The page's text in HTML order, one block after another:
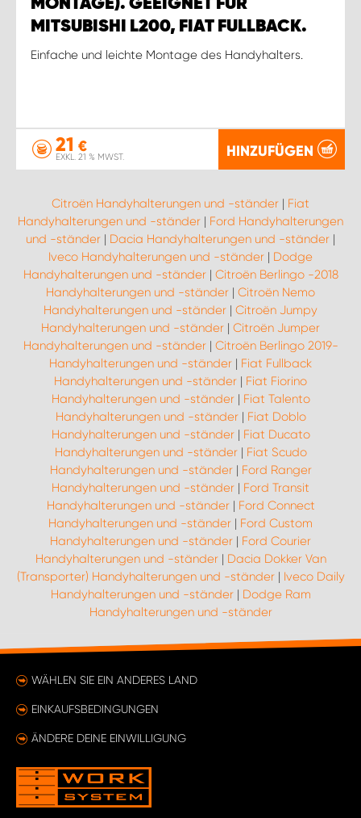
MONTAGE). GEEIGNET FÜR
MITSUBISHI L200, FIAT FULLBACK.
Einfache und leichte Montage des Handyhalters.
21 €
EXKL. 21 % MWST. HINZUFÜGEN
Citroën Handyhalterungen und -ständer | Fiat
Handyhalterungen und -ständer | Ford Handyhalterungen
und -ständer | Dacia Handyhalterungen und -ständer |
Iveco Handyhalterungen und -ständer | Dodge
Handyhalterungen und -ständer| Citroën Berlingo -2018
Handyhalterungen und -ständer | Citroën Nemo
Handyhalterungen und -ständer | Citroën Jumpy
Handyhalterungen und -ständer | Citroën Jumper
Handyhalterungen und -ständer| Citroën Berlingo 2019-
Handyhalterungen und -ständer | Fiat Fullback
Handyhalterungen und -ständer | Fiat Fiorino
Handyhalterungen und -ständer| Fiat Talento
Handyhalterungen und -ständer| Fiat Doblo
Handyhalterungen und -ständer| Fiat Ducato
Handyhalterungen und -ständer| Fiat Scudo
Handyhalterungen und -ständer| Ford Ranger
Handyhalterungen und -ständer | Ford Transit
Handyhalterungen und -ständer| Ford Connect
Handyhalterungen und -ständer | Ford Custom
Handyhalterungen und -ständer | Ford Courier
Handyhalterungen und -ständer| Dacia Dokker Van
(Transporter) Handyhalterungen und -ständer| Iveco Daily
Handyhalterungen und -ständer| Dodge Ram
Handyhalterungen und -ständer
WÄHLEN SIE EIN ANDERES LAND
EINKAUFSBEDINGUNGEN
ÄNDERE DEINE EINWILLIGUNG